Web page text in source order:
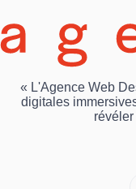
« L'Agence Web
digitales